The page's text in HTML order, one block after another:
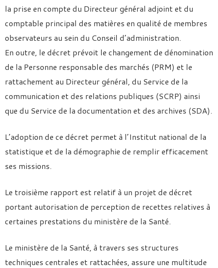
la prise en compte du Directeur général adjoint et du
comptable principal des matières en qualité de membres
observateurs au sein du Conseil d’administration.
En outre, le décret prévoit le changement de dénomination
de la Personne responsable des marchés (PRM) et le
rattachement au Directeur général, du Service de la
communication et des relations publiques (SCRP) ainsi
que du Service de la documentation et des archives (SDA).
L’adoption de ce décret permet à l’Institut national de la
statistique et de la démographie de remplir efficacement
ses missions.
Le troisième rapport est relatif à un projet de décret
portant autorisation de perception de recettes relatives à
certaines prestations du ministère de la Santé.
Le ministère de la Santé, à travers ses structures
techniques centrales et rattachées, assure une multitude